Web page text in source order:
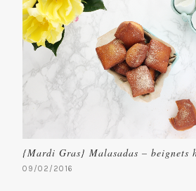
{Mardi Gras} Malasadas – beignets
09/02/2016